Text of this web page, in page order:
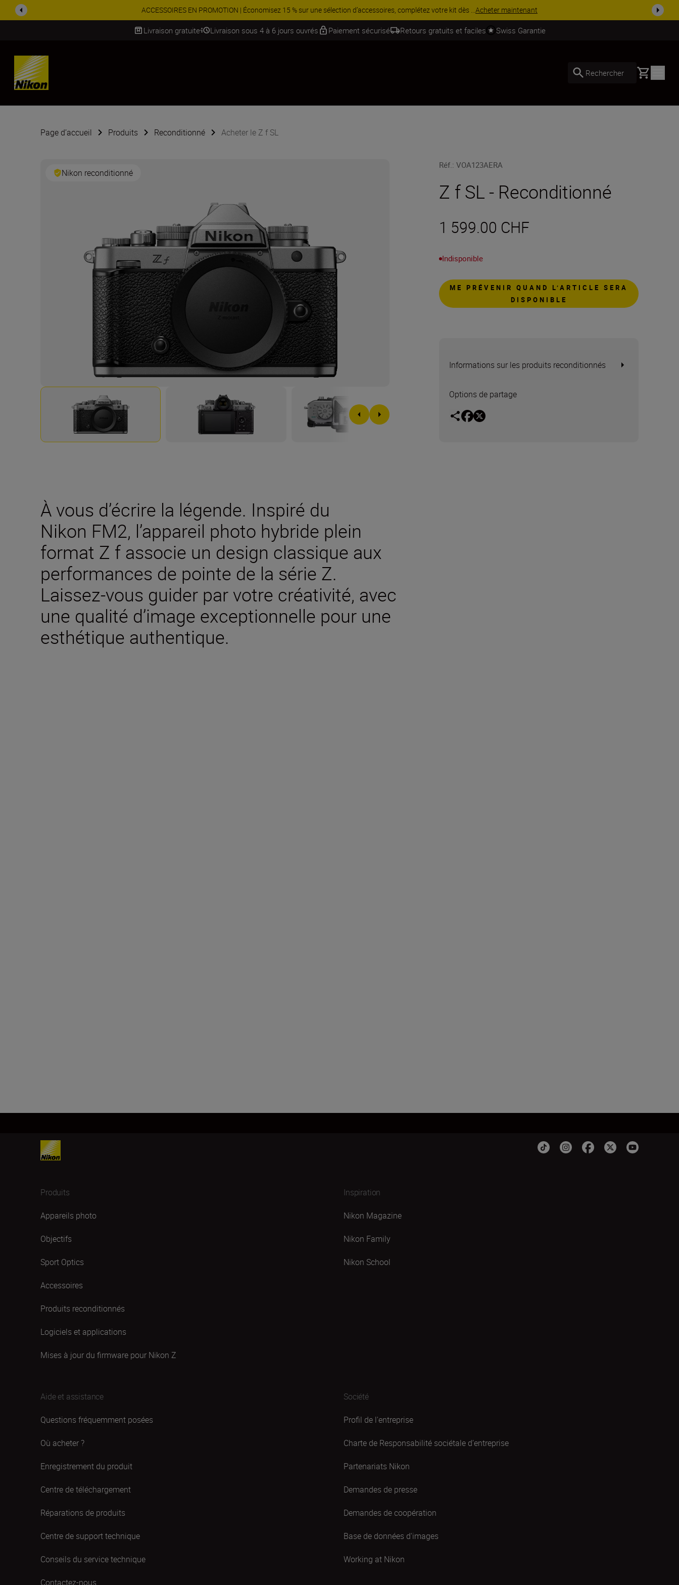
ACCESSOIRES EN PROMOTION | Économisez 15 % sur une sélection d’accessoires, complétez votre kit dès ...Acheter maintenant
Livraison gratuite Livraison sous 4 à 6 jours ouvrés Paiement sécurisé Retours gratuits et faciles Swiss Garantie
SKIP
Rechercher Basket
Page d’accueil Produits Reconditionné Acheter le Z f SL
Nikon reconditionné
Réf.:VOA123AERA
Z f SL - Reconditionné
1 599.00 CHF
Indisponible
ME PRÉVENIR QUAND L’ARTICLE SERA
DISPONIBLE
Informations sur les produits reconditionnés
Options de partage
À vous d’écrire la légende. Inspiré du
Nikon FM2, l’appareil photo hybride plein
format Z f associe un design classique aux
performances de pointe de la série Z.
Laissez-vous guider par votre créativité, avec
une qualité d’image exceptionnelle pour une
esthétique authentique.
Produits
Appareils photo
Objectifs
Sport Optics
Accessoires
Produits reconditionnés
Logiciels et applications
Mises à jour du firmware pour Nikon Z
Inspiration
Nikon Magazine
Nikon Family
Nikon School
Aide et assistance
Questions fréquemment posées
Où acheter ?
Enregistrement du produit
Centre de téléchargement
Réparations de produits
Centre de support technique
Conseils du service technique
Contactez-nous
Société
Profil de l'entreprise
Charte de Responsabilité sociétale d’entreprise
Partenariats Nikon
Demandes de presse
Demandes de coopération
Base de données d'images
Working at Nikon